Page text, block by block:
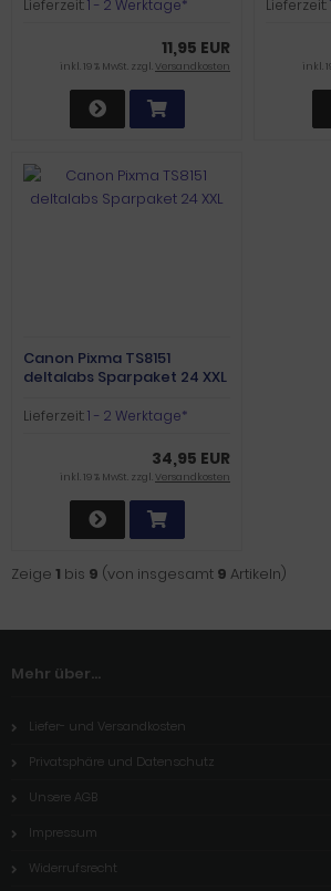
Lieferzeit:1 - 2 Werktage*
11,95 EUR
inkl. 19 % MwSt. zzgl.Versandkosten
Lieferzeit:
inkl.
Canon Pixma TS8151
deltalabs Sparpaket 24 XXL
Lieferzeit:1 - 2 Werktage*
34,95 EUR
inkl. 19 % MwSt. zzgl.Versandkosten
Zeige 1 bis 9 (von insgesamt 9 Artikeln)
Mehr über...
Liefer- und Versandkosten
Privatsphäre und Datenschutz
Unsere AGB
Impressum
Widerrufsrecht